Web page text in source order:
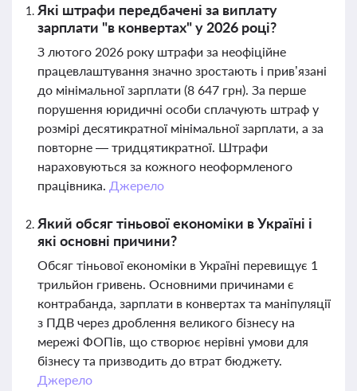
Які штрафи передбачені за виплату
зарплати "в конвертах" у 2026 році?
З лютого 2026 року штрафи за неофіційне
працевлаштування значно зростають і прив’язані
до мінімальної зарплати (8 647 грн). За перше
порушення юридичні особи сплачують штраф у
розмірі десятикратної мінімальної зарплати, а за
повторне — тридцятикратної. Штрафи
нараховуються за кожного неоформленого
працівника. Джерело
Який обсяг тіньової економіки в Україні і
які основні причини?
Обсяг тіньової економіки в Україні перевищує 1
трильйон гривень. Основними причинами є
контрабанда, зарплати в конвертах та маніпуляції
з ПДВ через дроблення великого бізнесу на
мережі ФОПів, що створює нерівні умови для
бізнесу та призводить до втрат бюджету.
Джерело